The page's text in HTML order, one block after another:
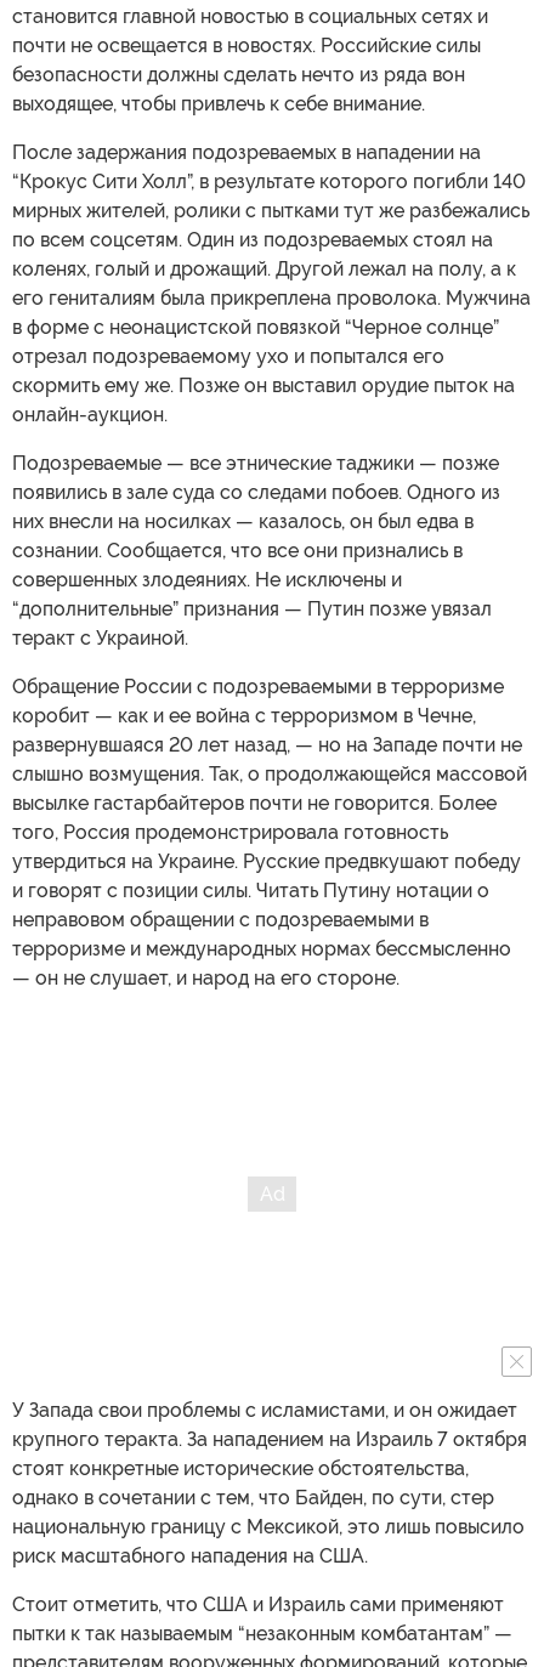
становится главной новостью в социальных сетях и
почти не освещается в новостях. Российские силы
безопасности должны сделать нечто из ряда вон
выходящее, чтобы привлечь к себе внимание.
После задержания подозреваемых в нападении на
“Крокус Сити Холл”, в результате которого погибли 140
мирных жителей, ролики с пытками тут же разбежались
по всем соцсетям. Один из подозреваемых стоял на
коленях, голый и дрожащий. Другой лежал на полу, а к
его гениталиям была прикреплена проволока. Мужчина
в форме с неонацистской повязкой “Черное солнце”
отрезал подозреваемому ухо и попытался его
скормить ему же. Позже он выставил орудие пыток на
онлайн-аукцион.
Подозреваемые — все этнические таджики — позже
появились в зале суда со следами побоев. Одного из
них внесли на носилках — казалось, он был едва в
сознании. Сообщается, что все они признались в
совершенных злодеяниях. Не исключены и
“дополнительные” признания — Путин позже увязал
теракт с Украиной.
Обращение России с подозреваемыми в терроризме
коробит — как и ее война с терроризмом в Чечне,
развернувшаяся 20 лет назад, — но на Западе почти не
слышно возмущения. Так, о продолжающейся массовой
высылке гастарбайтеров почти не говорится. Более
того, Россия продемонстрировала готовность
утвердиться на Украине. Русские предвкушают победу
и говорят с позиции силы. Читать Путину нотации о
неправовом обращении с подозреваемыми в
терроризме и международных нормах бессмысленно
— он не слушает, и народ на его стороне.
У Запада свои проблемы с исламистами, и он ожидает
крупного теракта. За нападением на Израиль 7 октября
стоят конкретные исторические обстоятельства,
однако в сочетании с тем, что Байден, по сути, стер
национальную границу с Мексикой, это лишь повысило
риск масштабного нападения на США.
Стоит отметить, что США и Израиль сами применяют
пытки к так называемым “незаконным комбатантам” —